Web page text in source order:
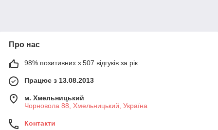
Про нас
98% позитивних з 507 відгуків за рік
Працює з 13.08.2013
м. Хмельницький
Чорновола 88, Хмельницький, Україна
Контакти